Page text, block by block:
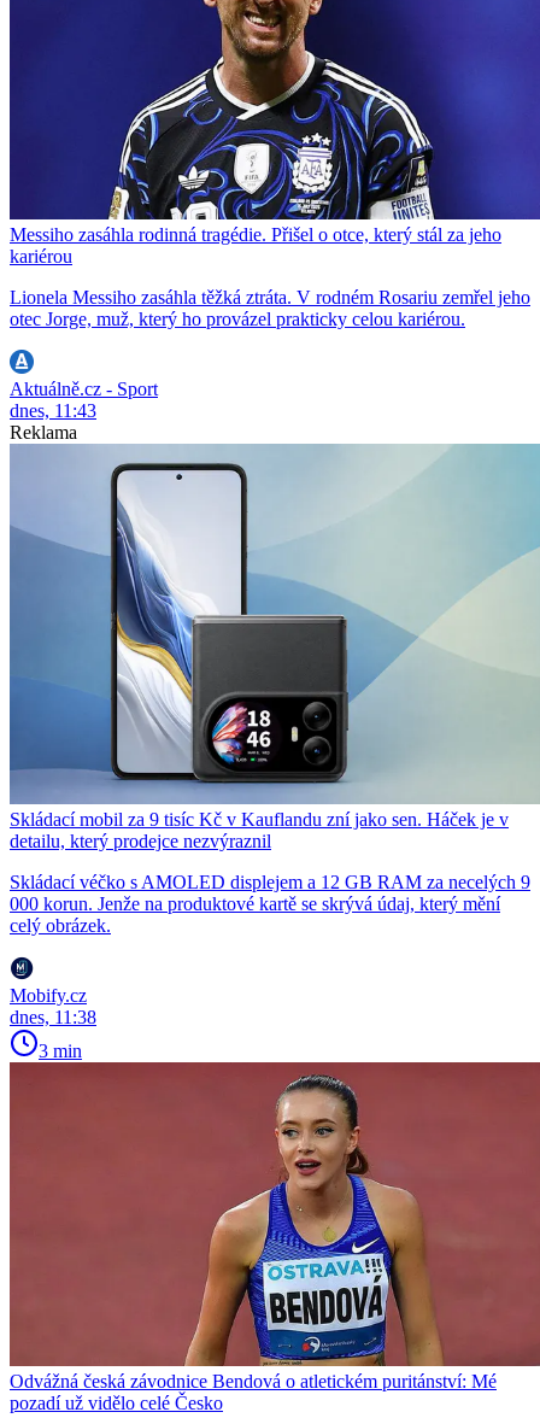
Messiho zasáhla rodinná tragédie. Přišel o otce, který stál za jeho
kariérou
Lionela Messiho zasáhla těžká ztráta. V rodném Rosariu zemřel jeho
otec Jorge, muž, který ho provázel prakticky celou kariérou.
Aktuálně.cz - Sport
dnes, 11:43
Reklama
Skládací mobil za 9 tisíc Kč v Kauflandu zní jako sen. Háček je v
detailu, který prodejce nezvýraznil
Skládací véčko s AMOLED displejem a 12 GB RAM za necelých 9
000 korun. Jenže na produktové kartě se skrývá údaj, který mění
celý obrázek.
Mobify.cz
dnes, 11:38
3 min
Odvážná česká závodnice Bendová o atletickém puritánství: Mé
pozadí už vidělo celé Česko